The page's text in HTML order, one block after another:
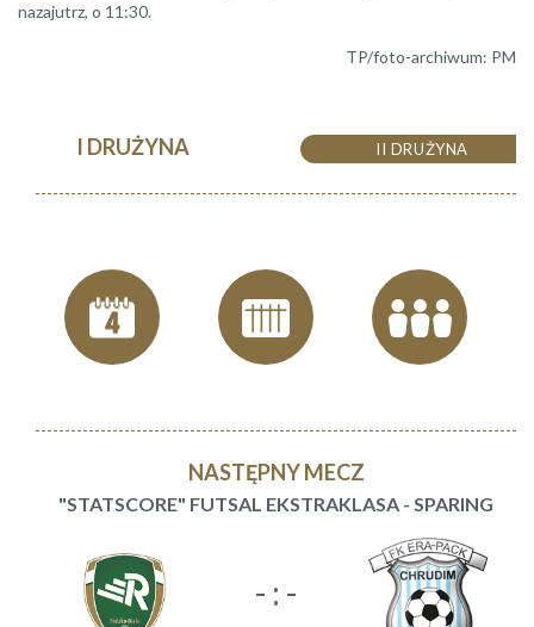
nazajutrz, o 11:30.
TP/foto-archiwum: PM
I DRUŻYNA II DRUŻYNA
NASTĘPNY MECZ
"STATSCORE" FUTSAL EKSTRAKLASA - SPARING
- : -